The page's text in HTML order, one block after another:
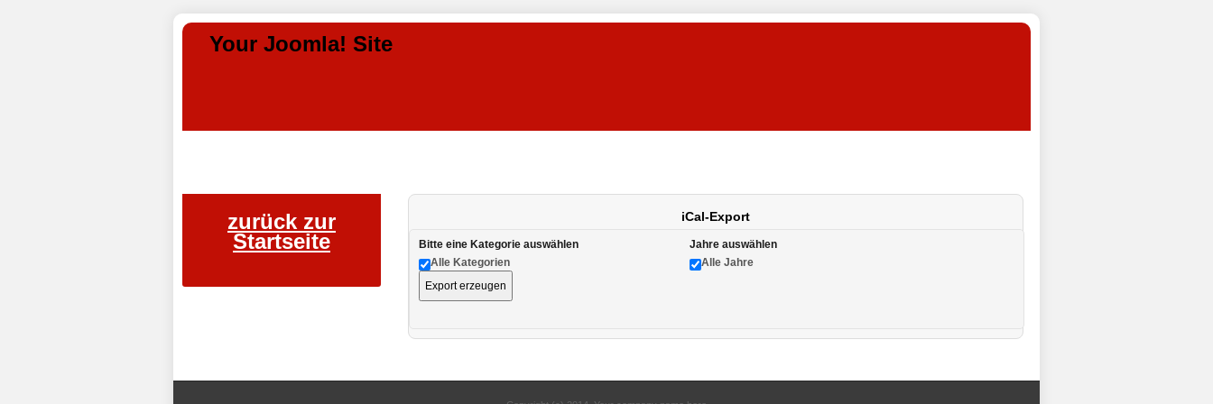
Your Joomla! Site
zurück zur
Startseite
iCal-Export
Bitte eine Kategorie auswählen
Alle Kategorien
Jahre auswählen
Alle Jahre